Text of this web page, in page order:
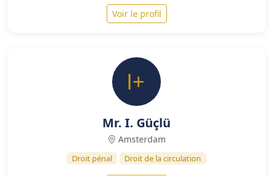
Voir le profil
Mr. I. Güçlü
Amsterdam
Droit pénal Droit de la circulation